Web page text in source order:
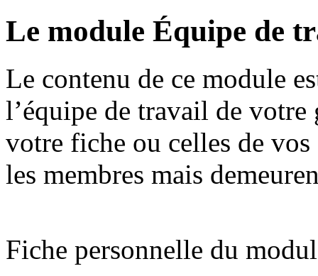
Le module Équipe de
Le contenu de ce module
l’équipe de travail de votre
votre fiche ou celles de vos
les membres mais
Fiche personnelle du